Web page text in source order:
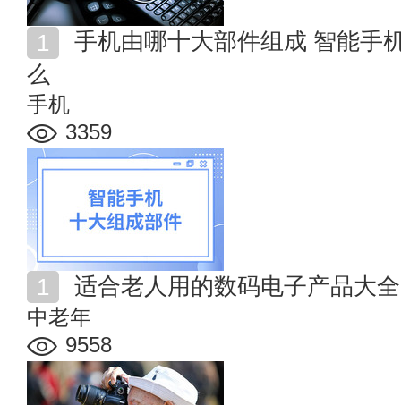
么
手机
3359
适合老人用的数码电子产品大
中老年
9558